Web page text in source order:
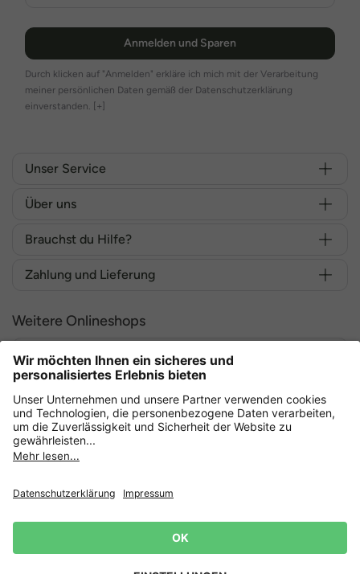
Anmelden und Sparen
Durch klicken auf "Anmelden" erkläre ich mich mit der Verarbeitung
meiner persönlichen Daten gemäß der Datenschutzerklärung
einverstanden. [+]
Unser Service
Über uns
Brauchst du Hilfe?
Zahlung und Lieferung
Weitere Onlineshops
Deutschland
Sicher einkaufen mit
AGB
Lieferbedingungen
Impressum Cookie Einstellungen